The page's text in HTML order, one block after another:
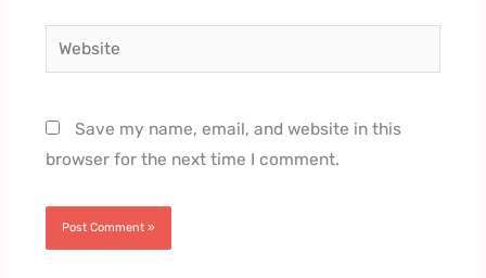
Website
Save my name, email, and website in this
browser for the next time I comment.